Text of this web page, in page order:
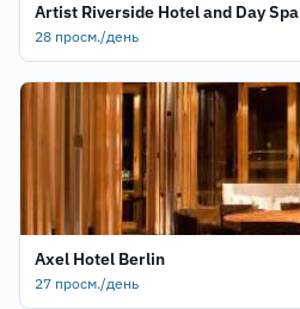
Artist Riverside Hotel and Day Spa
28 просм./день
Axel Hotel Berlin
27 просм./день